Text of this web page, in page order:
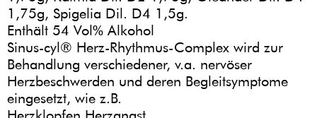
1,75g, Spigelia Dil. D4 1,5g.
Enthält 54 Vol% Alkohol
Sinus-cyl® Herz-Rhythmus-Complex wird zur
Behandlung verschiedener, v.a. nervöser
Herzbeschwerden und deren Begleitsymptome
eingesetzt, wie z.B.